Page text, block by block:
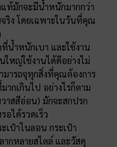
แท้มักจะมีน้ำหนักมากกว่า
ริง โดยเฉพาะในวันที่คุณ
น้ำหนักเบา และใช้งาน
ใหญ่ใช้งานได้ดีอย่างไม่
มารถจุทุกสิ่งที่คุณต้องการ
กเกินไป อย่างไรก็ตาม
าสสีอ่อน) มักจะสกปรก
ได้รวดเร็ว
เป๋าไนลอน กระเป๋า
กหลายสไตล์ และวัสดุ